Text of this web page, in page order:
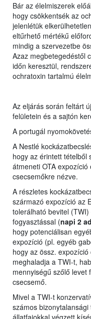
Bár az élelmiszerek
hogy csökkentsék az
jelenlétük
eltűrhető mértékű
mindig a szervezetbe
Azaz megbetegedéstől
időn keresztül,
ochratoxin tartalmú
Az eljárás során feltárt
felületein és a sajtón
A portugál
A Nestlé
hogy az érintett tételből
átmeneti OTA
csecsemőkre nézve.
A részletes
származó expozíció az
tolerálható bevitel (TWI)
fogyasztással (napi 2
hogy potenciálisan
expozíció (pl. egyéb
hogy az össz.
meghaladja a TWI-t,
mennyiségű szőlő levet
csecsemő.
Mivel a TWI-t
számos